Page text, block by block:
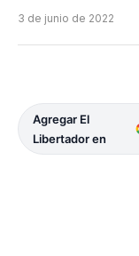
3 de junio de 2022
Agregar El
Libertador en